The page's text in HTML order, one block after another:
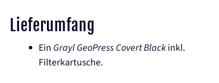
Lieferumfang
Ein Grayl GeoPress Covert Blackinkl.
Filterkartusche.